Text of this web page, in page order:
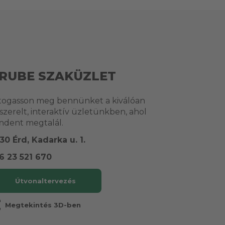
SZAKÜZLET
meg bennünket a kiválóan
interaktív üzletünkben, ahol
megtalál.
Érd, Kadarka u. 1.
23 521 670
Útvonaltervezés
Megtekintés 3D-ben